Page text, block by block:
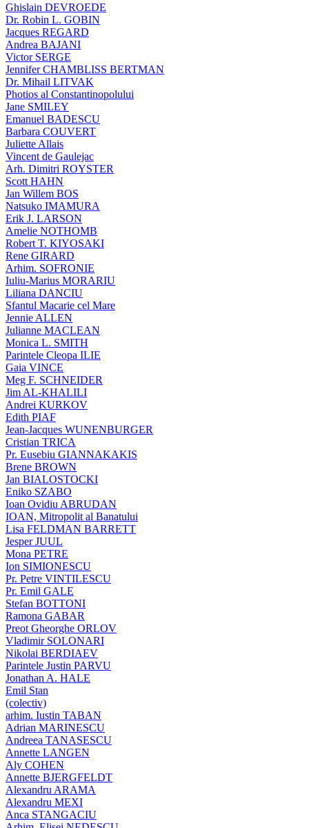
Ghislain DEVROEDE
Dr. Robin L. GOBIN
Jacques REGARD
Andrea BAJANI
Victor SERGE
Jennifer CHAMBLISS BERTMAN
Dr. Mihail LITVAK
Photios al Constantinopolului
Jane SMILEY
Emanuel BADESCU
Barbara COUVERT
Juliette Allais
Vincent de Gaulejac
Arh. Dimitri ROYSTER
Scott HAHN
Jan Willem BOS
Natsuko IMAMURA
Erik J. LARSON
Amelie NOTHOMB
Robert T. KIYOSAKI
Rene GIRARD
Arhim. SOFRONIE
Iuliu-Marius MORARIU
Liliana DANCIU
Sfantul Macarie cel Mare
Jennie ALLEN
Julianne MACLEAN
Monica L. SMITH
Parintele Cleopa ILIE
Gaia VINCE
Meg F. SCHNEIDER
Jim AL-KHALILI
Andrei KURKOV
Edith PIAF
Jean-Jacques WUNENBURGER
Cristian TRICA
Pr. Eusebiu GIANNAKAKIS
Brene BROWN
Jan BIALOSTOCKI
Eniko SZABO
Ioan Ovidiu ABRUDAN
IOAN, Mitropolit al Banatului
Lisa FELDMAN BARRETT
Jesper JUUL
Mona PETRE
Ion SIMIONESCU
Pr. Petre VINTILESCU
Pr. Emil GALE
Stefan BOTTONI
Ramona GABAR
Preot Gheorghe ORLOV
Vladimir SOLONARI
Nikolai BERDIAEV
Parintele Justin PARVU
Jonathan A. HALE
Emil Stan
(colectiv)
arhim. Iustin TABAN
Adrian MARINESCU
Andreea TANASESCU
Annette LANGEN
Aly COHEN
Annette BJERGFELDT
Alexandru ARAMA
Alexandru MEXI
Anca STANGACIU